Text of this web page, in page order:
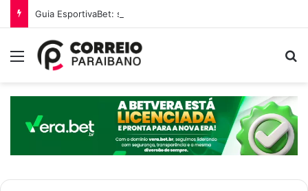
Guia EsportivaBet: sobre a final da Copa do Mundo 2026
Menu